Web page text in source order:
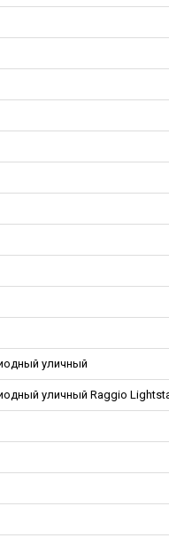
уличный
уличный Raggio